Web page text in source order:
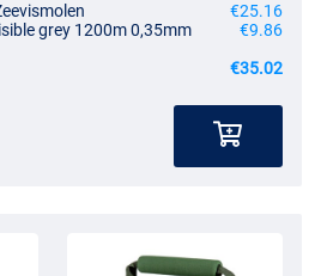
€25.16
grey 1200m 0,35mm
€9.86
€35.02